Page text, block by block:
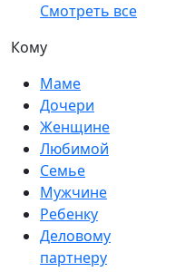
Смотреть все
Кому
Маме
Дочери
Женщине
Любимой
Семье
Мужчине
Ребенку
Деловому
партнеру